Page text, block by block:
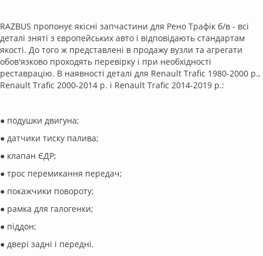
RAZBUS пропонує якісні запчастини для Рено Трафік б/в - всі
деталі зняті з європейських авто і відповідають стандартам
якості. До того ж представлені в продажу вузли та агрегати
обов'язково проходять перевірку і при необхідності
реставрацію. В наявності деталі для Renault Trafic 1980-2000 р.,
Renault Trafic 2000-2014 р. і Renault Trafic 2014-2019 р.:
● подушки двигуна;
● датчики тиску палива;
● клапан ЄДР;
● трос перемикання передач;
● покажчики повороту;
● рамка для галогенки;
● піддон;
● двері задні і передні.